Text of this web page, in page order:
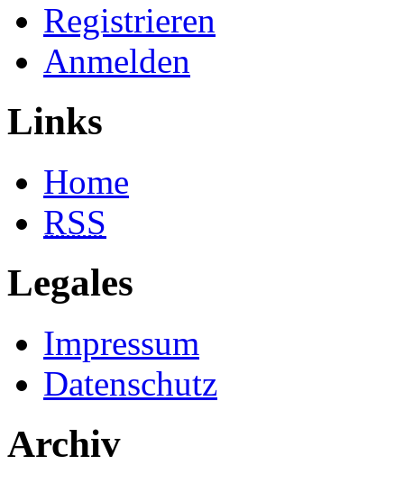
Registrieren
Anmelden
Links
Home
RSS
Legales
Impressum
Datenschutz
Archiv